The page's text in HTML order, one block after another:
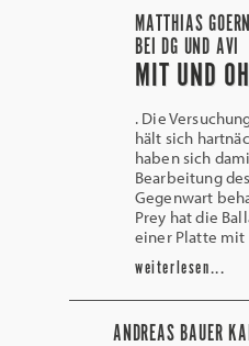
MATTHIAS
BEI DG UND AVI
MIT UND
. Die
hält sich
haben sich
Bearbeitung
Gegenwart
Prey hat die
einer Platte
weiterlesen...
ANDREAS BAUER